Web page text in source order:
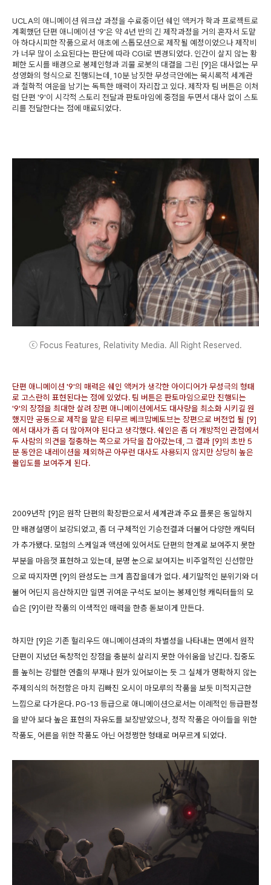
UCLA의 애니메이션 워크샵 과정을 수료중이던 쉐인 액커가 학과 프로젝트로
계획했던 단편 애니메이션 '9'은 약 4년 반의 긴 제작과정을 거의 혼자서 도맡
아 하다시피한 작품으로서 애초에 스톱모션으로 제작될 예정이었으나 제작비
가 너무 많이 소요된다는 판단에 따라 CGI로 변경되었다. 인간이 살지 않는 황
폐한 도시를 배경으로 봉제인형과 괴물 로봇의 대결을 그린 [9]은 대사없는 무
성영화의 형식으로 진행되는데, 10분 남짓한 무성극안에는 묵시록적 세계관
과 철학적 여운을 남기는 독특한 매력이 자리잡고 있다. 제작자 팀 버튼은 이처
럼 단편 '9'이 시각적 스토리 전달과 판토마임에 중점을 두면서 대사 없이 스토
리를 전달한다는 점에 매료되었다.
ⓒ Focus Features, Relativity Media. All Right Reserved.
단편 애니메이션 '9'의 매력은 쉐인 액커가 생각한 아이디어가 무성극의 형태
로 고스란히 표현된다는 점에 있었다. 팀 버튼은 판토마임으로만 진행되는
'9'의 장점을 최대한 살려 장편 애니메이션에서도 대사량을 최소화 시키길 원
했지만 공동으로 제작을 맡은 티무르 베크맘베토브는 장편으로 버전업 될 [9]
에서 대사가 좀 더 많아져야 된다고 생각했다. 쉐인은 좀 더 개방적인 관점에서
두 사람의 의견을 절충하는 쪽으로 가닥을 잡아갔는데, 그 결과 [9]의 초반 5
분 동안은 내레이션을 제외하곤 아무런 대사도 사용되지 않지만 상당히 높은
몰입도를 보여주게 된다.
2009년작 [9]은 원작 단편의 확장판으로서 세계관과 주요 플롯은 동일하지
만 배경설명이 보강되었고, 좀 더 구체적인 기승전결과 더불어 다양한 캐릭터
가 추가됐다. 모험의 스케일과 액션에 있어서도 단편의 한계로 보여주지 못한
부분을 마음껏 표현하고 있는데, 분명 눈으로 보여지는 비주얼적인 신선함만
으로 따지자면 [9]의 완성도는 크게 흠잡을데가 없다. 세기말적인 분위기와 더
불어 어딘지 음산하지만 일면 귀여운 구석도 보이는 봉제인형 캐릭터들의 모
습은 [9]이란 작품의 이색적인 매력을 한층 돋보이게 만든다.
하지만 [9]은 기존 헐리우드 애니메이션과의 차별성을 나타내는 면에서 원작
단편이 지녔던 독창적인 장점을 충분히 살리지 못한 아쉬움을 남긴다. 집중도
를 높히는 강렬한 연출의 부재나 뭔가 있어보이는 듯 그 실체가 명확하지 않는
주제의식의 허전함은 마치 김빠진 오시이 마모루의 작품을 보듯 미적지근한
느낌으로 다가온다. PG-13 등급으로 애니메이션으로서는 이례적인 등급판정
을 받아 보다 높은 표현의 자유도를 보장받았으나, 정작 작품은 아이들을 위한
작품도, 어른을 위한 작품도 아닌 어정쩡한 형태로 머무르게 되었다.